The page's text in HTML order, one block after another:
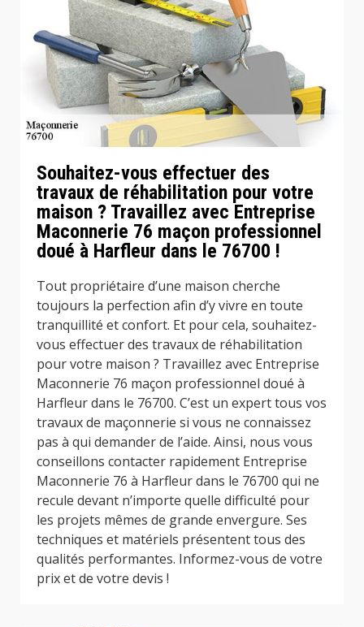
Souhaitez-vous effectuer des
travaux de réhabilitation pour votre
maison ? Travaillez avec Entreprise
Maconnerie 76 maçon professionnel
doué à Harfleur dans le 76700 !
Tout propriétaire d’une maison cherche
toujours la perfection afin d’y vivre en toute
tranquillité et confort. Et pour cela, souhaitez-
vous effectuer des travaux de réhabilitation
pour votre maison ? Travaillez avec Entreprise
Maconnerie 76 maçon professionnel doué à
Harfleur dans le 76700. C’est un expert tous vos
travaux de maçonnerie si vous ne connaissez
pas à qui demander de l’aide. Ainsi, nous vous
conseillons contacter rapidement Entreprise
Maconnerie 76 à Harfleur dans le 76700 qui ne
recule devant n’importe quelle difficulté pour
les projets mêmes de grande envergure. Ses
techniques et matériels présentent tous des
qualités performantes. Informez-vous de votre
prix et de votre devis !